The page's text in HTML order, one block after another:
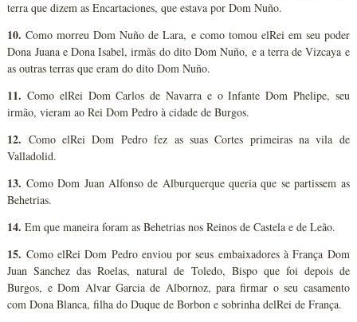
terra que dizem as Encartaciones, que estava por Dom Nuño.
10. Como morreu Dom Nuño de Lara, e como tomou elRei em seu poder
Dona Juana e Dona Isabel, irmãs do dito Dom Nuño, e a terra de Vizcaya e
as outras terras que eram do dito Dom Nuño.
11. Como elRei Dom Carlos de Navarra e o Infante Dom Phelipe, seu
irmão, vieram ao Rei Dom Pedro à cidade de Burgos.
12. Como elRei Dom Pedro fez as suas Cortes primeiras na vila de
Valladolid.
13. Como Dom Juan Alfonso de Alburquerque queria que se partissem as
Behetrias.
14. Em que maneira foram as Behetrias nos Reinos de Castela e de Leão.
15. Como elRei Dom Pedro enviou por seus embaixadores à França Dom
Juan Sanchez das Roelas, natural de Toledo, Bispo que foi depois de
Burgos, e Dom Alvar Garcia de Albornoz, para firmar o seu casamento
com Dona Blanca, filha do Duque de Borbon e sobrinha delRei de França.